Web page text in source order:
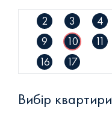
Вибір квартири
2 3 4
9
10 11
16
17